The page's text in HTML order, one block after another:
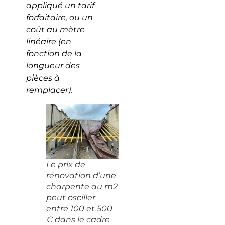
appliqué un tarif
forfaitaire, ou un
coût au mètre
linéaire (en
fonction de la
longueur des
pièces à
remplacer).
Le prix de
rénovation d’une
charpente au m2
peut osciller
entre 100 et 500
€ dans le cadre